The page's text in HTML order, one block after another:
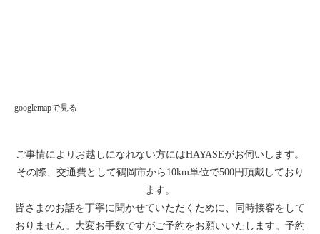
googlemapで見る
ご事情によりお越しになれない方にはHAYASEがお伺いします。
その際、交通費として鶴岡市から10km単位で500円頂戴しており
ます。
皆さまのお話を丁寧に聞かせていただくために、同時接客をして
おりません。大変お手数ですがご予約をお願いいたします。予約